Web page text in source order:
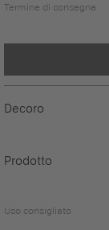
Termine di consegna
Decoro
Prodotto
Uso consigliato